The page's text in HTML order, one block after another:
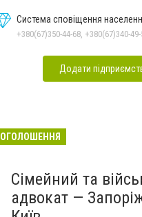
Система сповіщення
+380(67)350-44-68, +380(67)340-
Додати
ОГОЛОШЕННЯ
Сімейний та
адвокат —